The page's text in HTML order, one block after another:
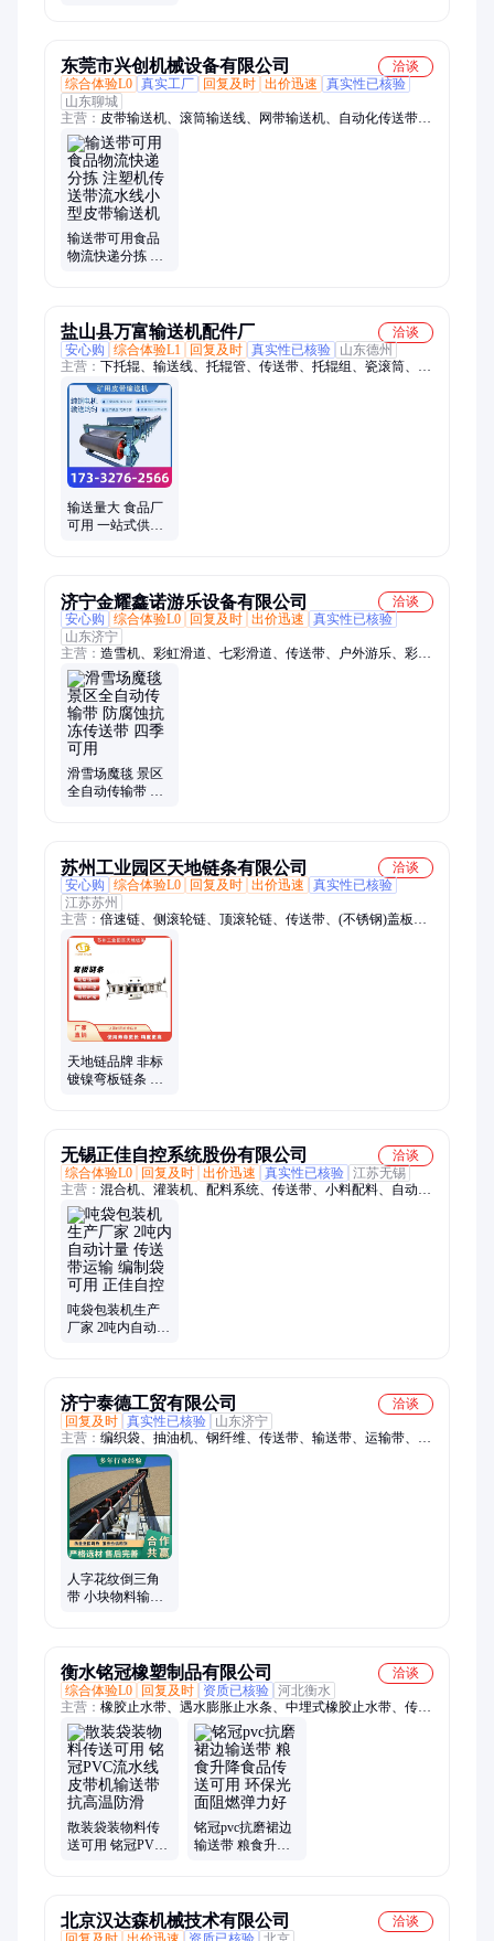
东莞市兴创机械设备有限公司
洽谈
综合体验L0 真实工厂 回复及时 出价迅速
真实性已核验
山东聊城
主营： 皮带输送机、滚筒输送线、网带输送机、自动化传送带、
链板输送线、流水线工作台
输送带可用食品
物流快递分拣 注
盐山县万富输送机配件厂
洽谈
安心购
综合体验L1 回复及时 真实性已核验
山东德州
主营： 下托辊、输送线、托辊管、传送带、托辊组、瓷滚筒、上
托辊、输送机、给煤机、硅胶辊、辊支架、冲压件、滚筒轴、清
扫器、输送带、铝合金、托辊架、包胶辊、专用管、运输机、滚
筒包、包胶筒、轴承座、皮带机、偏支架
输送量大 食品厂
可用 一站式供应
济宁金耀鑫诺游乐设备有限公司
洽谈
安心购
综合体验L0 回复及时 出价迅速
真实性已核验
山东济宁
主营： 造雪机、彩虹滑道、七彩滑道、传送带、户外游乐、彩虹
滑梯、游乐项目、四季游玩、小火车、单轨滑车、轨道滑草、儿
童挖掘机、雪地转转、碰碰车、坦克车
滑雪场魔毯 景区
全自动传输带 防
苏州工业园区天地链条有限公司
洽谈
安心购
综合体验L0 回复及时 出价迅速
真实性已核验
江苏苏州
主营： 倍速链、侧滚轮链、顶滚轮链、传送带、(不锈钢)盖板
链、尖齿链、空心链条、提升机链条、托板链条、弯板链条、橡
胶链条、、单排链、非标滚子链
天地链品牌 非标
镀镍弯板链条 耐
无锡正佳自控系统股份有限公司
洽谈
综合体验L0
回复及时 出价迅速 真实性已核验 江苏无锡
主营： 混合机、灌装机、配料系统、传送带、小料配料、自动配
料、称重系统、定量包装机、定量包装秤、称重喂料机、称重式
混合机、微量失重秤、全自动包装秤、吨袋包装秤、集中供料系
统、自动化配料系统
吨袋包装机生产
厂家 2吨内自动计
济宁泰德工贸有限公司
洽谈
回复及时 真实性已核验
山东济宁
主营： 编织袋、抽油机、钢纤维、传送带、输送带、运输带、织
物芯、钢丝带、管状机、棉帆带、提升带、棉帆布、分层带、管
状带、钢丝绳、充电架、输送机、花纹输送、定制皮带、尼龙皮
带、防滑皮带、皮带聚酯、输送皮带、工业皮带、执行标准
人字花纹倒三角
带 小块物料输送
衡水铭冠橡塑制品有限公司
洽谈
综合体验L0
回复及时 资质已核验 河北衡水
主营： 橡胶止水带、遇水膨胀止水条、中埋式橡胶止水带、传送
带、钢边橡胶止水带、外贴式橡胶止水带、橡胶支座、桥梁橡胶
垫块、双组份聚硫密封胶、单组份聚氨酯密封胶、聚乙烯闭孔泡
沫板、聚氯乙烯胶泥、沥青胶泥、沥青马蹄酯、制品型遇水膨胀
止水条、沥青麻絮、钢板止水带、丁基橡胶腻子止水带、防水橡
胶套环
散装袋装物料传
送可用 铭冠PVC
铭冠pvc抗磨裙边
输送带 粮食升降
北京汉达森机械技术有限公司
洽谈